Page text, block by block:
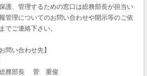
護、管理するための窓口は総務部長が担当い
管理についてのお問い合わせや開示等のご依
でご連絡下さい。
問い合わせ先】
総務部長 菅 重俊